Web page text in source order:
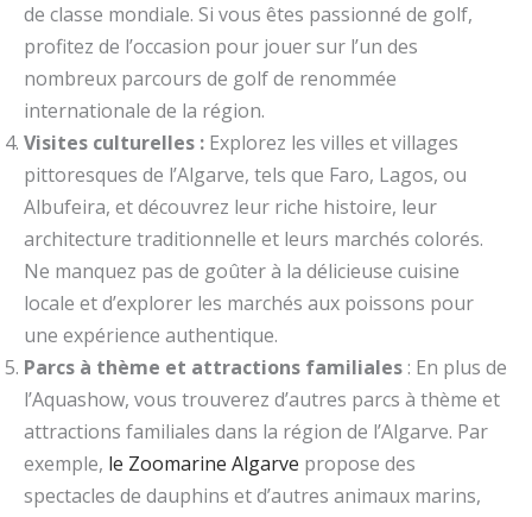
de classe mondiale. Si vous êtes passionné de golf,
profitez de l’occasion pour jouer sur l’un des
nombreux parcours de golf de renommée
internationale de la région.
Visites culturelles : Explorez les villes et villages
pittoresques de l’Algarve, tels que Faro, Lagos, ou
Albufeira, et découvrez leur riche histoire, leur
architecture traditionnelle et leurs marchés colorés.
Ne manquez pas de goûter à la délicieuse cuisine
locale et d’explorer les marchés aux poissons pour
une expérience authentique.
Parcs à thème et attractions familiales : En plus de
l’Aquashow, vous trouverez d’autres parcs à thème et
attractions familiales dans la région de l’Algarve. Par
exemple, le Zoomarine Algarve propose des
spectacles de dauphins et d’autres animaux marins,